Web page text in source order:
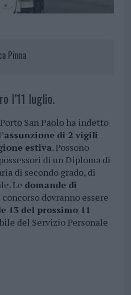
Pinna
l’11 luglio.
San Paolo ha indetto
assunzione di 2 vigili
estiva. Possono
di un Diploma di
di secondo grado, di
Le domande di
dovranno essere
13 del prossimo 11
del Servizio Personale